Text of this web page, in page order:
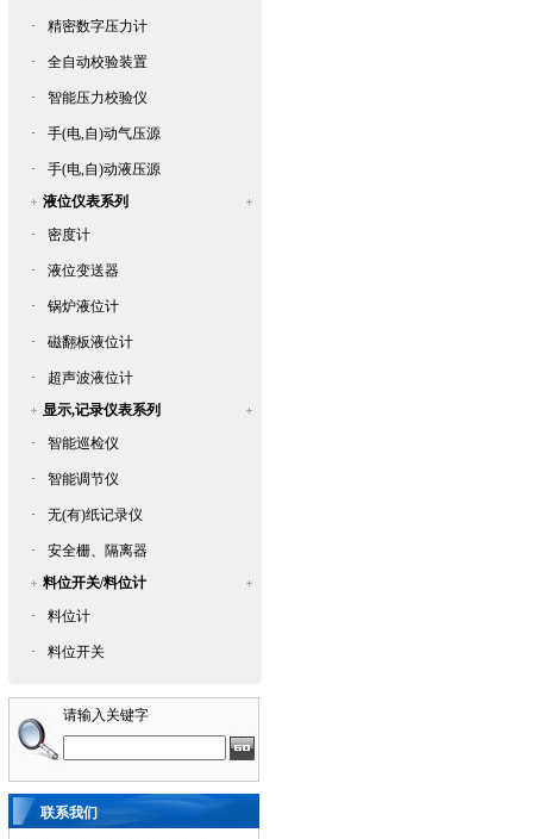
· 精密数字压力计
· 全自动校验装置
· 智能压力校验仪
· 手(电,自)动气压源
·
手(电,自)动液压源
液位仪表系列
·
密度计
· 液位变送器
· 锅炉液位计
· 磁翻板液位计
·
超声波液位计
显示,记录仪表系列
·
智能巡检仪
· 智能调节仪
· 无(有)纸记录仪
·
安全栅、隔离器
料位开关/料位计
·
料位计
· 料位开关
请输入关键字
联系我们